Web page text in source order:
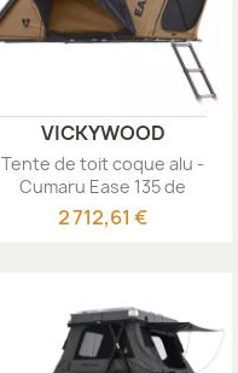
VICKYWOOD
Tente de toit coque alu -
Cumaru Ease 135 de
Vickywood
2 712,61 €